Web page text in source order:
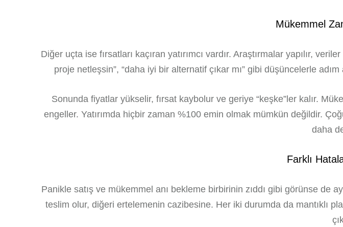
Mükemmel
Diğer uçta ise fırsatları kaçıran yatırımcı vardır. Araştırmalar yapılır,
proje netleşsin”, “daha iyi bir alternatif çıkar mı” gibi düşüncelerle
Sonunda fiyatlar yükselir, fırsat kaybolur ve geriye “keşke”ler kalır.
engeller. Yatırımda hiçbir zaman %100 emin olmak mümkün değildir.
daha
Farklı
Panikle satış ve mükemmel anı bekleme birbirinin zıddı gibi görünse de
teslim olur, diğeri ertelemenin cazibesine. Her iki durumda da mantıklı